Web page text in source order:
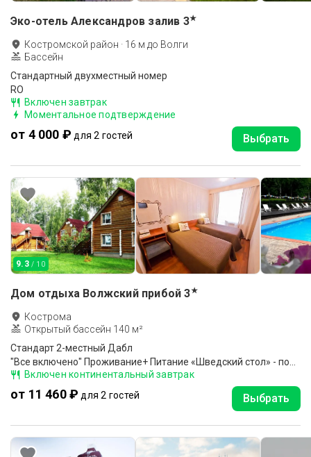
Эко-отель Александров залив 3★
Костромской район · 16 м до Волги
Бассейн
Стандартный двухместный номер
RO
Включен завтрак
Моментальное подтверждение
от 4 000 ₽ для 2 гостей Выбрать
9.3 / 10
Дом отдыха Волжский прибой 3★
Кострома
Открытый бассейн 140 м²
Стандарт 2-местный Дабл
Включен континентальный завтрак
от 11 460 ₽ для 2 гостей Выбрать